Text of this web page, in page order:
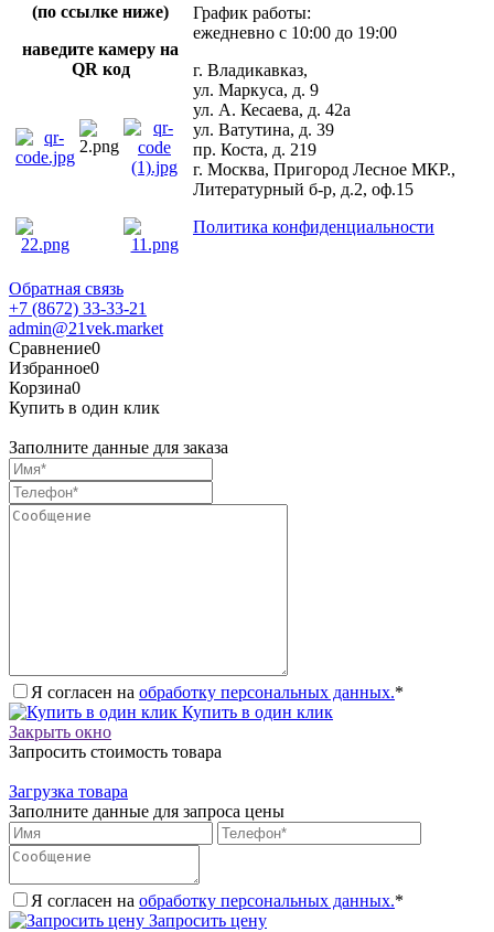
(по ссылке ниже)
наведите камеру на
QR код
График работы:
ежедневно с 10:00 до 19:00
г. Владикавказ,
ул. Маркуса, д. 9
ул. А. Кесаева, д. 42а
ул. Ватутина, д. 39
пр. Коста, д. 219
г. Москва, Пригород Лесное МКР.,
Литературный б-р, д.2, оф.15
Политика конфиденциальности
Обратная связь
+7 (8672) 33-33-21
admin@21vek.market
Сравнение0
Избранное0
Корзина0
Купить в один клик
Заполните данные для заказа
Я согласен на обработку персональных данных.*
Купить в один клик
Закрыть окно
Запросить стоимость товара
Загрузка товара
Заполните данные для запроса цены
Я согласен на обработку персональных данных.*
Запросить цену